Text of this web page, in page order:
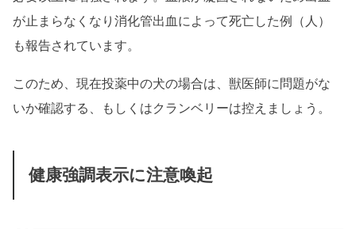
が止まらなくなり消化管出血によって死亡した例（人）
も報告されています。
このため、現在投薬中の犬の場合は、獣医師に問題がな
いか確認する、もしくはクランベリーは控えましょう。
健康強調表示に注意喚起